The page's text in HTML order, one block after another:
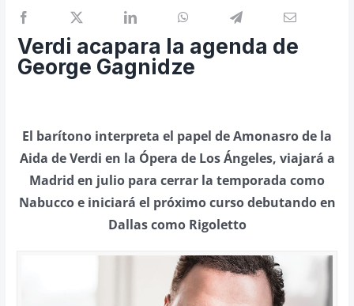
Cosas de Beckmesser
Verdi acapara la agenda de
George Gagnidze
El barítono interpreta el papel de Amonasro de la
Aida de Verdi en la Ópera de Los Ángeles, viajará a
Madrid en julio para cerrar la temporada como
Nabucco e iniciará el próximo curso debutando en
Dallas como Rigoletto